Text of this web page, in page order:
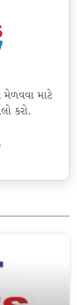
મેળવવા માટે
કરો.